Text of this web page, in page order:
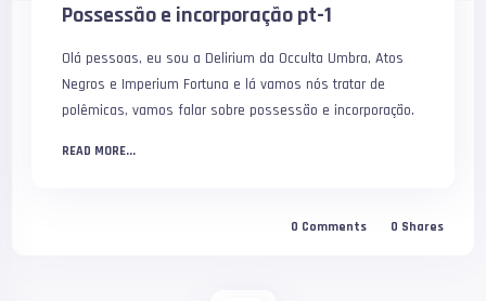
Possessão e incorporação pt-1
Olá pessoas, eu sou a Delirium da Occulta Umbra, Atos
Negros e Imperium Fortuna e lá vamos nós tratar de
polêmicas, vamos falar sobre possessão e incorporação.
READ MORE...
0 Comments 0 Shares